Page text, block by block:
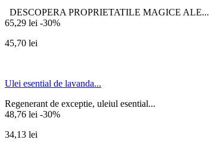
DESCOPERA PROPRIETATILE MAGICE ALE...
65,29 lei -30%
45,70 lei
Ulei esential de lavanda...
Regenerant de exceptie, uleiul esential...
48,76 lei -30%
34,13 lei